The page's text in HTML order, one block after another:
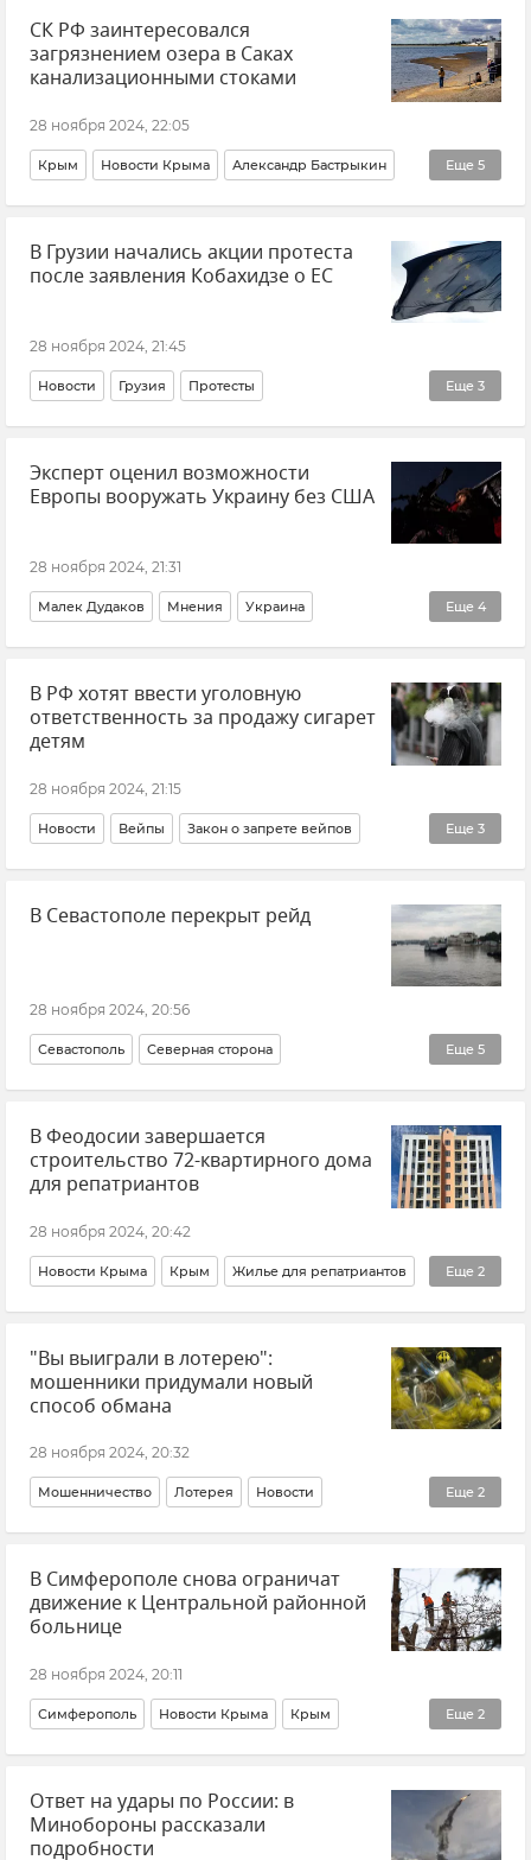
Штормовое предупреждение
ГУ МЧС РФ по Республике Крым
СК РФ заинтересовался
загрязнением озера в Саках
канализационными стоками
28 ноября 2024, 22:05
Еще 5
Крым Новости Крыма Александр Бастрыкин
ГСУ СК России по Крыму и Севастополю
В Грузии начались акции протеста
после заявления Кобахидзе о ЕС
28 ноября 2024, 21:45
Еще 3
Новости Грузия Протесты
Ираклий Кобахидзе Европейский Союз (ЕС)
Саломе Зурабишвили
Эксперт оценил возможности
Европы вооружать Украину без США
28 ноября 2024, 21:31
Еще 4
Малек Дудаков Мнения Украина
Европейский Союз (ЕС) Оружие
Коллективный Запад
Поставки западного оружия Украине
В РФ хотят ввести уголовную
ответственность за продажу сигарет
детям
28 ноября 2024, 21:15
Еще 3
Новости Вейпы Закон о запрете вейпов
Общество Россия Закон и право
В Севастополе перекрыт рейд
28 ноября 2024, 20:56
Еще 5
Севастополь Северная сторона
Паромы и катера в Севастополе Крым
Новости Крыма Транспорт Морской транспорт
В Феодосии завершается
строительство 72-квартирного дома
для репатриантов
28 ноября 2024, 20:42
Еще 2
Новости Крыма Крым Жилье для репатриантов
Жилье Общество
"Вы выиграли в лотерею":
мошенники придумали новый
способ обмана
28 ноября 2024, 20:32
Еще 2
Мошенничество Лотерея Новости
МВД РФ (Министерство внутренних дел Российской Федерации)
Общество
В Симферополе снова ограничат
движение к Центральной районной
больнице
28 ноября 2024, 20:11
Еще 2
Симферополь Новости Крыма Крым
Обрезка деревьев в Симферополе
Городская среда
Ответ на удары по России: в
Минобороны рассказали
подробности